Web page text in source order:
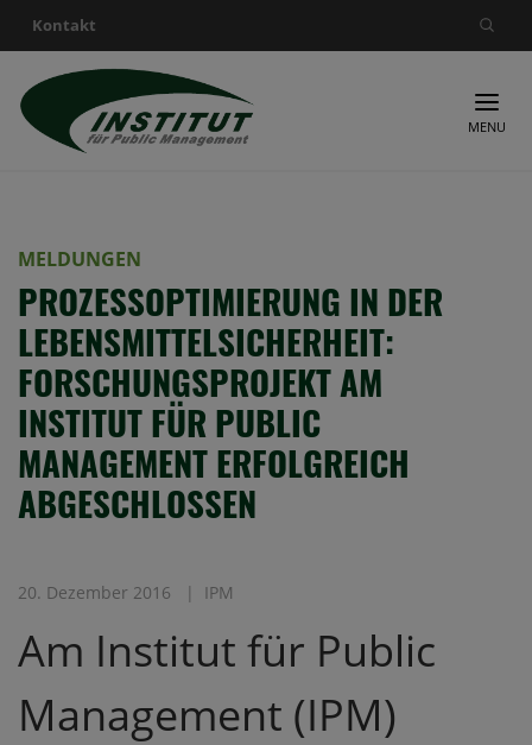
Kontakt
Suche nach:
MENU
MELDUNGEN
PROZESSOPTIMIERUNG IN DER
LEBENSMITTELSICHERHEIT:
FORSCHUNGSPROJEKT AM
INSTITUT FÜR PUBLIC
MANAGEMENT ERFOLGREICH
ABGESCHLOSSEN
20. Dezember 2016 IPM
Am Institut für Public
Management (IPM)